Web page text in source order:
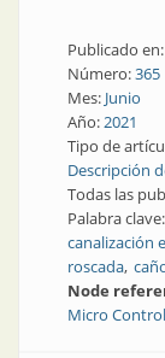
Publicado en:
Número:365
Mes: Junio
Año:2021
Tipo de
Descripción
Todas las
Palabra clave:
canalización
roscada
Node
Micro Control